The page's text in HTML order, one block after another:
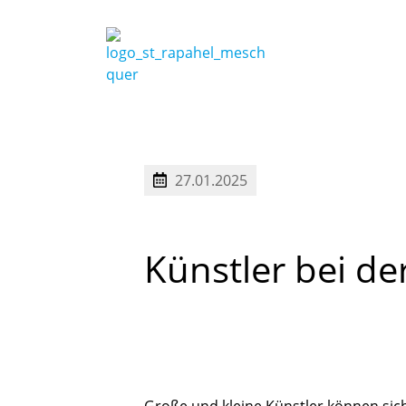
27.01.2025
Künstler bei